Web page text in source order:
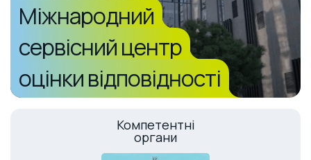
Міжнародний
сервісний центр
оцінки відповідності
Компетентні
органи